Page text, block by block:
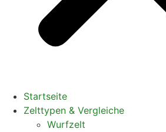
Startseite
Zelttypen & Vergleiche
Wurfzelt